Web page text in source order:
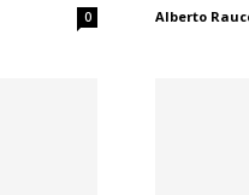
0 Alberto